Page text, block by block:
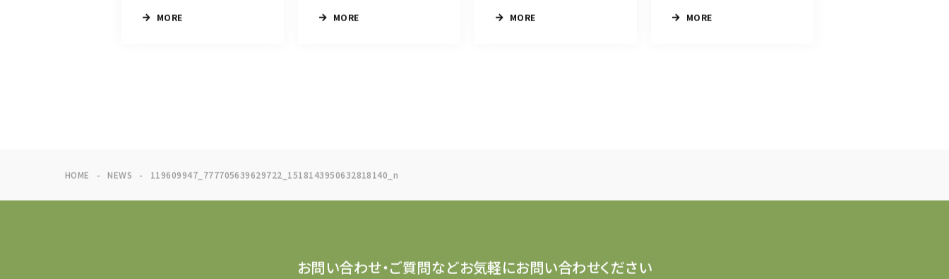
MORE MORE MORE MORE
HOME NEWS 119609947_777705639629722_1518143950632818140_n
お問い合わせ・ご質問などお気軽にお問い合わせください